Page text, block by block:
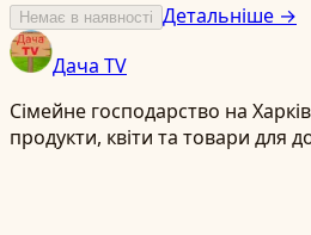
Немає в наявності Детальніше →
Дача TV
Сімейне господарство на
продукти, квіти та товари для